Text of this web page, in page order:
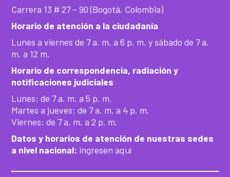
Carrera 13 # 27 – 90 (Bogotá, Colombia)
Horario de atención a la ciudadanía
Lunes a viernes de 7 a. m. a 6 p. m. y sábado de 7 a.
m. a 12 m.
Horario de correspondencia, radiación y
notificaciones judiciales
Lunes: de 7 a. m. a 5 p. m.
Martes a jueves: de 7 a. m. a 4 p. m.
Viernes: de 7 a. m. a 2 p. m.
Datos y horarios de atención de nuestras sedes
a nivel nacional: ingresen aquí